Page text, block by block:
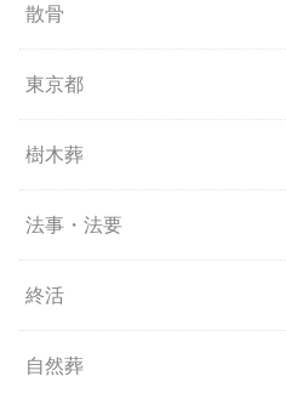
散骨
東京都
樹木葬
法事・法要
終活
自然葬